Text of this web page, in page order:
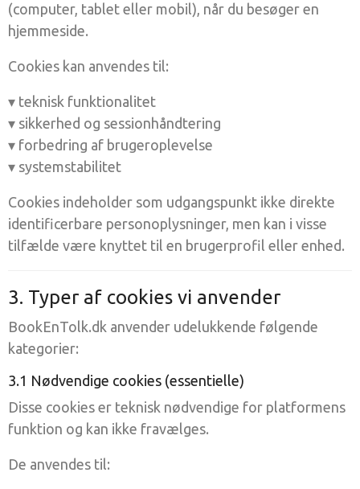
(computer, tablet eller mobil), når du besøger en
hjemmeside.
Cookies kan anvendes til:
▾ teknisk funktionalitet
▾ sikkerhed og sessionhåndtering
▾ forbedring af brugeroplevelse
▾ systemstabilitet
Cookies indeholder som udgangspunkt ikke direkte
identificerbare personoplysninger, men kan i visse
tilfælde være knyttet til en brugerprofil eller enhed.
3. Typer af cookies vi anvender
BookEnTolk.dk anvender udelukkende følgende
kategorier:
3.1 Nødvendige cookies (essentielle)
Disse cookies er teknisk nødvendige for platformens
funktion og kan ikke fravælges.
De anvendes til: